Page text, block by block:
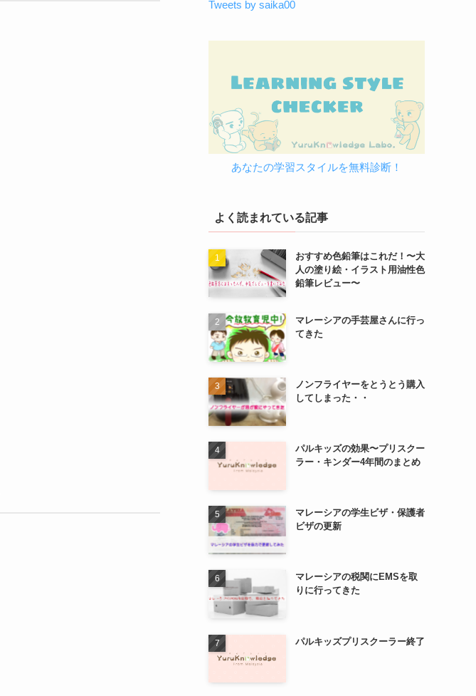
Tweets by saika00
あなたの学習スタイルを無料診断！
よく読まれている記事
おすすめ色鉛筆はこれだ！〜大
人の塗り絵・イラスト用油性色
鉛筆レビュー〜
マレーシアの手芸屋さんに行っ
てきた
ノンフライヤーをとうとう購入
してしまった・・
パルキッズの効果〜プリスクー
ラー・キンダー4年間のまとめ
マレーシアの学生ビザ・保護者
ビザの更新
マレーシアの税関にEMSを取
りに行ってきた
パルキッズプリスクーラー終了